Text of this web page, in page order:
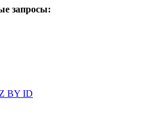
запросы:
BY ID